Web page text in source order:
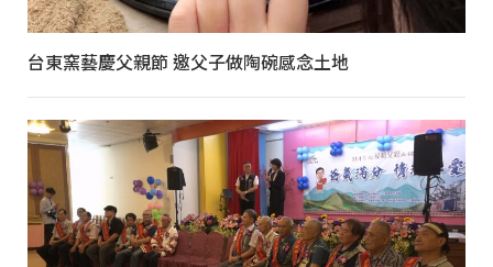
台東窯藝慶父親節 邀父子做陶碗感念土地